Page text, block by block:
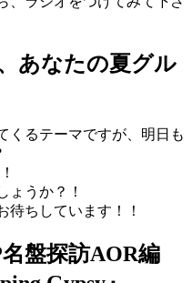
あなたの夏グル
くるテーマですが、明日も
ょうか？！
待ちしています！！
盤探訪AOR編